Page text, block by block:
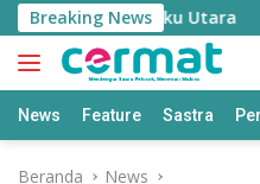
Langsung
ke
konten
Breaking News
Inflasi Maluku Utara
News Feature Sastra
Beranda News